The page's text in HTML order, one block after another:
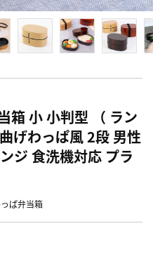
箱 小 小判型 （ ラン
げわっぱ風 2段 男性
ジ 食洗機対応 プラ
ぱ弁当箱